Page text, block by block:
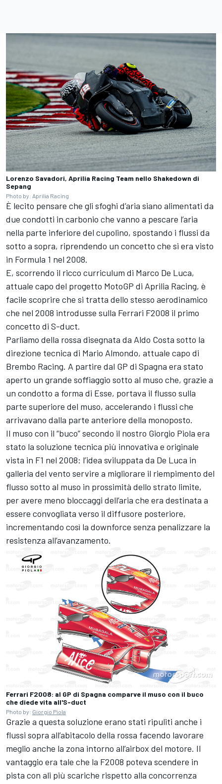
Lorenzo Savadori, Aprilia Racing Team nello Shakedown di
Sepang
Photo by: Aprilia Racing
È lecito pensare che gli sfoghi d’aria siano alimentati da
due condotti in carbonio che vanno a pescare l’aria
nella parte inferiore del cupolino, spostando i flussi da
sotto a sopra, riprendendo un concetto che si era visto
in Formula 1 nel 2008.
E, scorrendo il ricco curriculum di Marco De Luca,
attuale capo del progetto MotoGP di Aprilia Racing, è
facile scoprire che si tratta dello stesso aerodinamico
che nel 2008 introdusse sulla Ferrari F2008 il primo
concetto di S-duct.
Parliamo della rossa disegnata da Aldo Costa sotto la
direzione tecnica di Mario Almondo, attuale capo di
Brembo Racing. A partire dal GP di Spagna era stato
aperto un grande soffiaggio sotto al muso che, grazie a
un condotto a forma di Esse, portava il flusso sulla
parte superiore del muso, accelerando i flussi che
arrivavano dalla parte anteriore della monoposto.
Il muso con il “buco” secondo il nostro Giorgio Piola era
stato la soluzione tecnica più innovativa e originale
vista in F1 nel 2008: l’idea sviluppata da De Luca in
galleria del vento servire a migliorare il riempimento del
flusso sotto al muso in prossimità dello strato limite,
per avere meno bloccaggi dell’aria che era destinata a
essere convogliata verso il diffusore posteriore,
incrementando così la downforce senza penalizzare la
resistenza all’avanzamento.
Ferrari F2008: al GP di Spagna comparve il muso con il buco
che diede vita all'S-duct
Photo by: Giorgio Piola
Grazie a questa soluzione erano stati ripuliti anche i
flussi sopra all’abitacolo della rossa facendo lavorare
meglio anche la zona intorno all’airbox del motore. Il
vantaggio era tale che la F2008 poteva scendere in
pista con ali più scariche rispetto alla concorrenza